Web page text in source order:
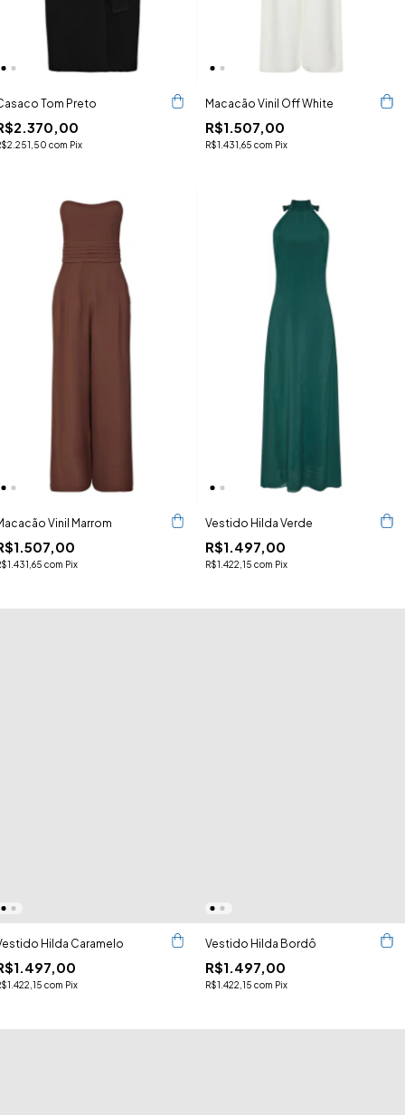
Tom Preto
com Pix
Macacão Vinil Off White
R$1.507,00
R$1.431,65 com Pix
Vinil Marrom
com Pix
Vestido Hilda Verde
R$1.497,00
R$1.422,15 com Pix
Hilda Caramelo
com Pix
Vestido Hilda Bordô
R$1.497,00
R$1.422,15 com Pix